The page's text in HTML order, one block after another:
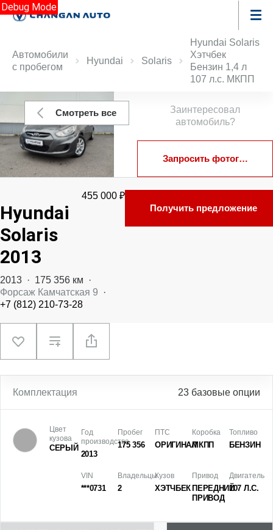
Debug Mode
Автомобили
с пробегом
Hyundai Solaris
Hyundai Solaris
Хэтчбек
Бензин 1,4 л
107 л.с. МКПП
Смотреть все
Заинтересовал
автомобиль?
Запросить фотографии
Hyundai
Solaris
2013
455 000 ₽
2013 · 175 356 км ·
Форсаж Камчатская 9 ·
+7 (812) 210-73-28
Получить предложение
Комплектация 23 базовые опции
Цвет
кузова
СЕРЫЙ
Год
производства
2013
Пробег
175 356
ПТС
ОРИГИНАЛ
Коробка
МКПП
Топливо
БЕНЗИН
VIN
***0731
Владельцы
2
Кузов
ХЭТЧБЕК
Привод
ПЕРЕДНИЙ
ПРИВОД
Двигатель
107 Л.С.